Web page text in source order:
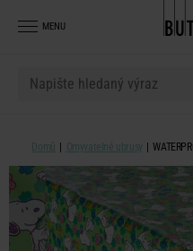
MENU
Domů Omyvatelné ubrusy